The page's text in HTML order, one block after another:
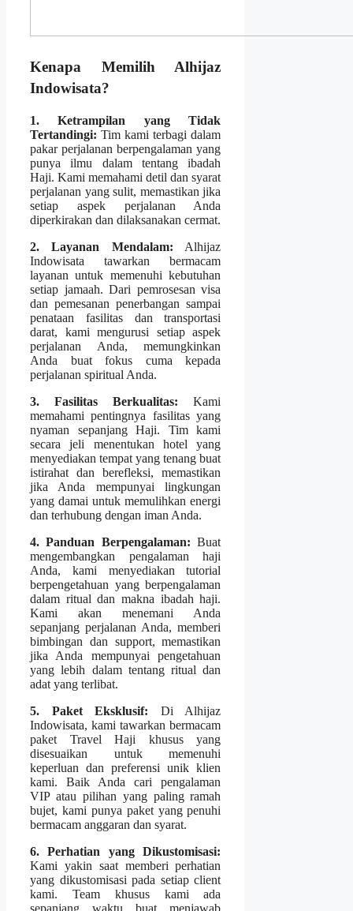
Kenapa Memilih Alhijaz
Indowisata?
1. Ketrampilan yang Tidak
Tertandingi: Tim kami terbagi dalam
pakar perjalanan berpengalaman yang
punya ilmu dalam tentang ibadah
Haji. Kami memahami detil dan syarat
perjalanan yang sulit, memastikan jika
setiap aspek perjalanan Anda
diperkirakan dan dilaksanakan cermat.
2. Layanan Mendalam: Alhijaz
Indowisata tawarkan bermacam
layanan untuk memenuhi kebutuhan
setiap jamaah. Dari pemrosesan visa
dan pemesanan penerbangan sampai
penataan fasilitas dan transportasi
darat, kami mengurusi setiap aspek
perjalanan Anda, memungkinkan
Anda buat fokus cuma kepada
perjalanan spiritual Anda.
3. Fasilitas Berkualitas: Kami
memahami pentingnya fasilitas yang
nyaman sepanjang Haji. Tim kami
secara jeli menentukan hotel yang
menyediakan tempat yang tenang buat
istirahat dan berefleksi, memastikan
jika Anda mempunyai lingkungan
yang damai untuk memulihkan energi
dan terhubung dengan iman Anda.
4. Panduan Berpengalaman: Buat
mengembangkan pengalaman haji
Anda, kami menyediakan tutorial
berpengetahuan yang berpengalaman
dalam ritual dan makna ibadah haji.
Kami akan menemani Anda
sepanjang perjalanan Anda, memberi
bimbingan dan support, memastikan
jika Anda mempunyai pengetahuan
yang lebih dalam tentang ritual dan
adat yang terlibat.
5. Paket Eksklusif: Di Alhijaz
Indowisata, kami tawarkan bermacam
paket Travel Haji khusus yang
disesuaikan untuk memenuhi
keperluan dan preferensi unik klien
kami. Baik Anda cari pengalaman
VIP atau pilihan yang paling ramah
bujet, kami punya paket yang penuhi
bermacam anggaran dan syarat.
6. Perhatian yang Dikustomisasi:
Kami yakin saat memberi perhatian
yang dikustomisasi pada setiap client
kami. Team khusus kami ada
sepanjang waktu buat menjawab